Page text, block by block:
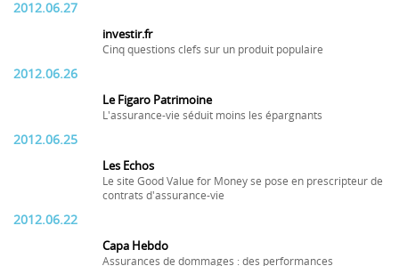
2012.06.27
investir.fr
Cinq questions clefs sur un produit populaire
2012.06.26
Le Figaro Patrimoine
L'assurance-vie séduit moins les épargnants
2012.06.25
Les Echos
Le site Good Value for Money se pose en prescripteur de
contrats d'assurance-vie
2012.06.22
Capa Hebdo
Assurances de dommages : des performances